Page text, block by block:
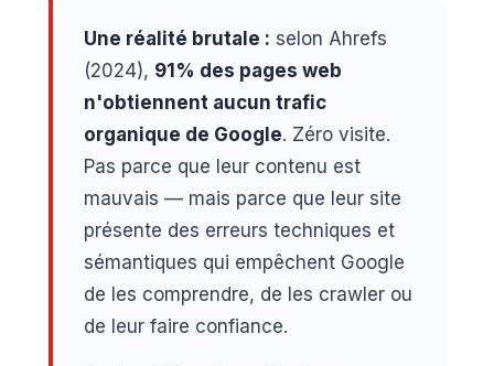
Une réalité brutale : selon Ahrefs
(2024), 91% des pages web
n'obtiennent aucun trafic
organique de Google. Zéro visite.
Pas parce que leur contenu est
mauvais — mais parce que leur site
présente des erreurs techniques et
sémantiques qui empêchent Google
de les comprendre, de les crawler ou
de leur faire confiance.